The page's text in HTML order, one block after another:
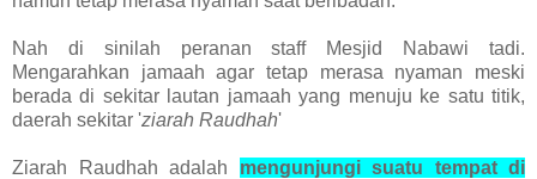
Nah di sinilah peranan staff Mesjid Nabawi tadi.
Mengarahkan jamaah agar tetap merasa nyaman meski
berada di sekitar lautan jamaah yang menuju ke satu titik,
daerah sekitar 'ziarah Raudhah'
Ziarah Raudhah adalah mengunjungi suatu tempat di